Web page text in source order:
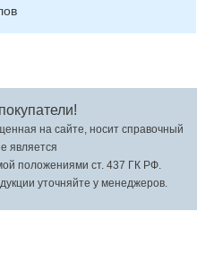
на сайте, носит справочный
является
положениями ст. 437 ГК РФ.
уточняйте у менеджеров.